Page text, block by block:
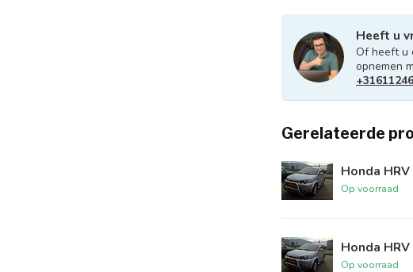
Heeft u
Of heeft u
opnemen
Gerelateerde
Honda
Op voorraad
Honda
Op voorraad